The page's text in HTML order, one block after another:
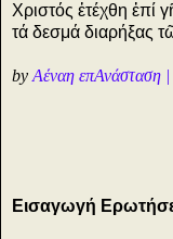
Xριστός ἐτέχθη ἐπί
τά δεσμά διαρήξας
by Αέναη επΑνάσταση
Εισαγωγή